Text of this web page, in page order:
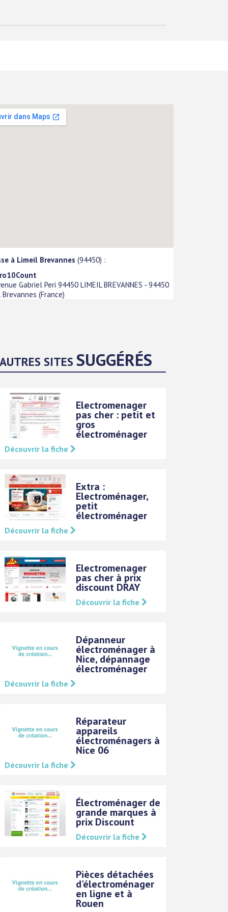
à Limeil Brevannes (94450) :
Gabriel Peri 94450 LIMEIL BREVANNES -94450
Brevannes (France)
AUTRES SITESSUGGÉRÉS
Electromenager
pas cher : petit et
gros
électroménager
Découvrir la fiche
Extra :
Electroménager,
petit
électroménager
Découvrir la fiche
Electromenager
pas cher à prix
discount DRAY
Découvrir la fiche
Dépanneur
électroménager à
Nice, dépannage
électroménager
Découvrir la fiche
Réparateur
appareils
électroménagers à
Nice 06
Découvrir la fiche
Électroménager de
grande marques à
prix Discount
Découvrir la fiche
Pièces détachées
d'électroménager
en ligne et à
Rouen